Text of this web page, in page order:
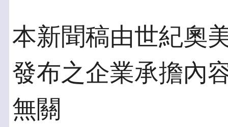
本新聞稿由世紀奧
發布之企業承擔內
無關